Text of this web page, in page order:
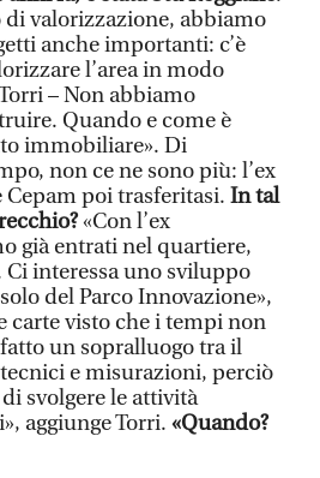
di valorizzazione, abbiamo
anche importanti: c’è
l’area in modo
– Non abbiamo
Quando e come è
immobiliare». Di
non ce ne sono più: l’ex
Cepam poi trasferitasi. In tal
«Con l’ex
già entrati nel quartiere,
interessa uno sviluppo
del Parco Innovazione»,
carte visto che i tempi non
un sopralluogo tra il
e misurazioni, perciò
svolgere le attività
aggiunge Torri. «Quando?